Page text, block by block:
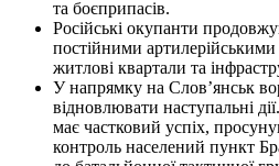
та боєприпасів.
Російські окупанти
постійними
житлові квартали та
У напрямку на Слов’янськ
відновлювати наступальні
має частковий успіх,
контроль населений пункт